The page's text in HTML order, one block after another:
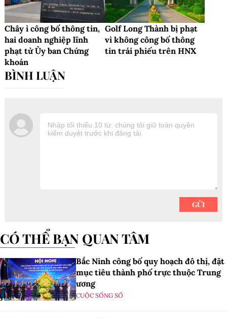
Chây ì công bố thông tin,
hai doanh nghiệp lĩnh
phạt từ Ủy ban Chứng
khoán
Golf Long Thành bị phạt
vì không công bố thông
tin trái phiếu trên HNX
CÓ THỂ BẠN QUAN TÂM
Bắc Ninh công bố quy hoạch đô thị, đặt
mục tiêu thành phố trực thuộc Trung
ương
CUỘC SỐNG SỐ